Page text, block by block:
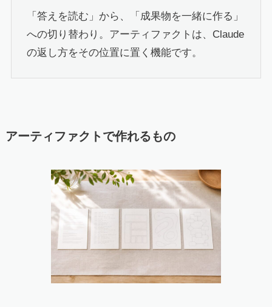
「答えを読む」から、「成果物を一緒に作る」
への切り替わり。アーティファクトは、Claude
の返し方をその位置に置く機能です。
アーティファクトで作れるもの